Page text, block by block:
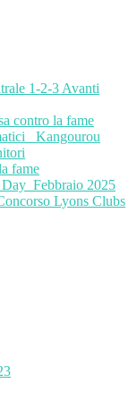
1-2-3 Avanti
contro la fame
Kangourou
fame
2025
Lyons Clubs